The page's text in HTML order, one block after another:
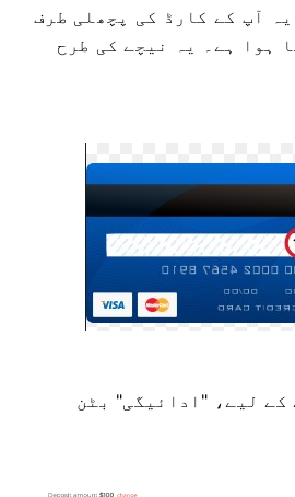
آپ کے کارڈ کی پچھلی طرف
ہوا ہے۔ یہ نیچے کی طرح
کے لیے، "ادائیگی" بٹن